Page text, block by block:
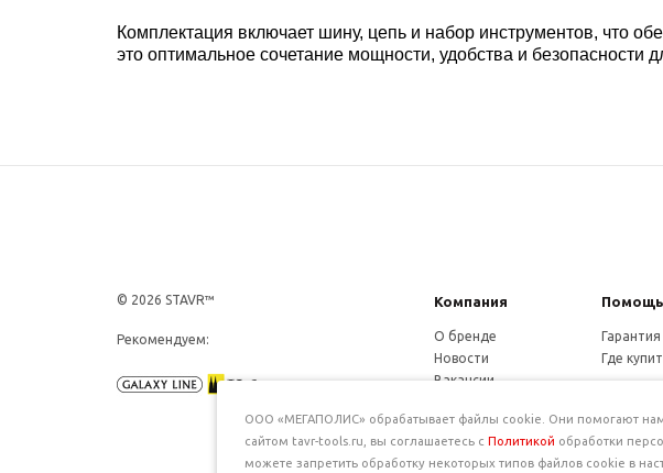
Комплектация включает шину, цепь и набор инструментов, что
это оптимальное сочетание мощности, удобства и безопасности
© 2026 STAVR™
Рекомендуем:
Компания Помощь
О бренде
Новости
Вакансии
Где
ООО «МЕГАПОЛИС» обрабатывает файлы cookie. Они помогают нам
сайтом tavr-tools.ru, вы соглашаетесь с Политикой обработки
можете запретить обработку некоторых типов файлов cookie в